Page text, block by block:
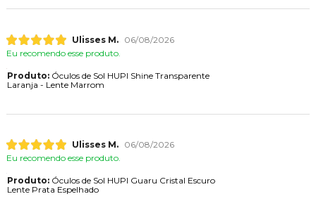
Ulisses M.
06/08/2026
Eu recomendo esse produto.
Produto:Óculos de Sol HUPI Shine Transparente
Laranja - Lente Marrom
Ulisses M.
06/08/2026
Eu recomendo esse produto.
Produto:Óculos de Sol HUPI Guaru Cristal Escuro
Lente Prata Espelhado